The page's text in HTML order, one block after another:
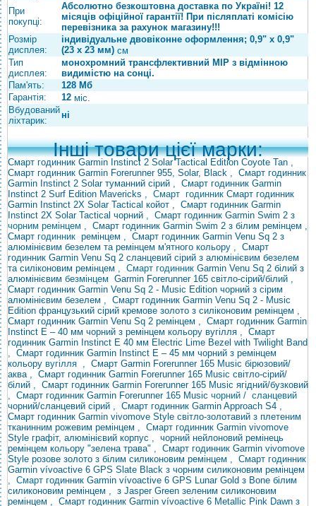
При
покупці:
Абсолютно безкоштовна доставка по Україні! 12
місяців офіційної гарантії! При післяплаті комісію
перевізника за рахунок магазину!!!
Розмір
дисплея:
індивідуальне двовіконне оформлення; 0,9" x 0,9"
(23 x 23 мм) см
Тип
дисплея:
монохромний трансфлективний MIP з відмінною
видимістю на сонці.
Пам'ять:
128 Мб
Гарантія:
12 міс.
Вбудований
ліхтарик:
ні
Інші товари цієї марки:
Смарт годинник Garmin Instinct 2 Solar Tactical Edition Coyote Tan ,
Смарт годинник Garmin Forerunner 955, Solar, Black , Смарт годинник
Garmin Instinct 2 Solar туманний сірий , Смарт годинник Garmin
Instinct 2 Surf Edition Mavericks , Смарт годинник Смарт годинник
Garmin Instinct 2X Solar Tactical койот , Смарт годинник Garmin
Instinct 2X Solar Tactical чорний , Смарт годинник Garmin Swim 2 з
чорним ремінцем , Смарт годинник Garmin Swim 2 з білим ремінцем ,
Смарт годинник ремінцем , Смарт годинник Garmin Venu Sq 2 з
алюмінієвим безелем та ремінцем м'ятного кольору , Смарт
годинник Garmin Venu Sq 2 сланцевий сірий з алюмінієвим безелем
та силіконовим ремінцем , Смарт годинник Garmin Venu Sq 2 білий з
алюмінієвим безмінцем Garmin Forerunner 165 світло-сірий/білий ,
Смарт годинник Garmin Venu Sq 2 - Music Edition чорний з сірим
алюмінієвим безелем , Смарт годинник Garmin Venu Sq 2 - Music
Edition французький сірий кремове золото з силіконовим ремінцем ,
Смарт годинник Garmin Venu Sq 2 ремінцем , Смарт годинник Garmin
Instinct E – 40 мм чорний з ремінцем кольору вугілля , Смарт
годинник Garmin Instinct E 40 мм Electric Lime Bezel with Twilight Band
, Смарт годинник Garmin Instinct E – 45 мм чорний з ремінцем
кольору вугілля , Смарт Garmin Forerunner 165 Music бірюзовий/
аква , Смарт годинник Garmin Forerunner 165 Music світло-сірий/
білий , Смарт годинник Garmin Forerunner 165 Music ягідний/бузковий
, Смарт годинник Garmin Forerunner 165 Music чорний / сланцевий
чорний/сланцевий сірий , Смарт годинник Garmin Approach S4 ,
Смарт годинник Garmin vivomove Style світло-золотавий з плетеним
тканинним рожевим ремінцем , Смарт годинник Garmin vivomove
Style графіт, алюмінієвий корпус , чорний нейлоновий ремінець
ремінцем кольору "зелена трава" , Смарт годинник Garmin vivomove
Style розове золото з білим силиконовим ремінцем , Смарт годинник
Garmin vívoactive 6 GPS Slate Black з чорним силиконовим ремінцем
, Смарт годинник Garmin vívoactive 6 GPS Lunar Gold з Bone білим
силиконовим ремінцем , з Jasper Green зеленим силиконовим
ремінцем , Смарт годинник Garmin vívoactive 6 Metallic Pink Dawn з